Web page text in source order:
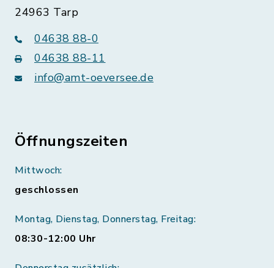
24963 Tarp
04638 88-0
04638 88-11
info@amt-oeversee.de
Öffnungszeiten
Mittwoch:
geschlossen
Montag, Dienstag, Donnerstag, Freitag:
08:30-12:00 Uhr